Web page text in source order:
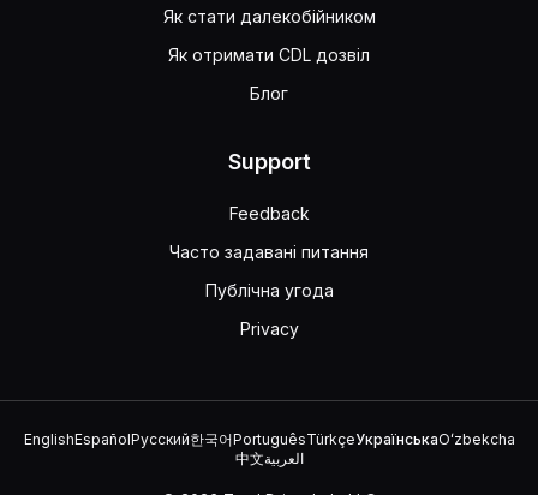
Як стати далекобійником
Як отримати CDL дозвіл
Блог
Support
Feedback
Часто задавані питання
Публічна угода
Privacy
EnglishEspañolРусский한국어PortuguêsTürkçeУкраїнськаOʻzbekcha
中文العربية